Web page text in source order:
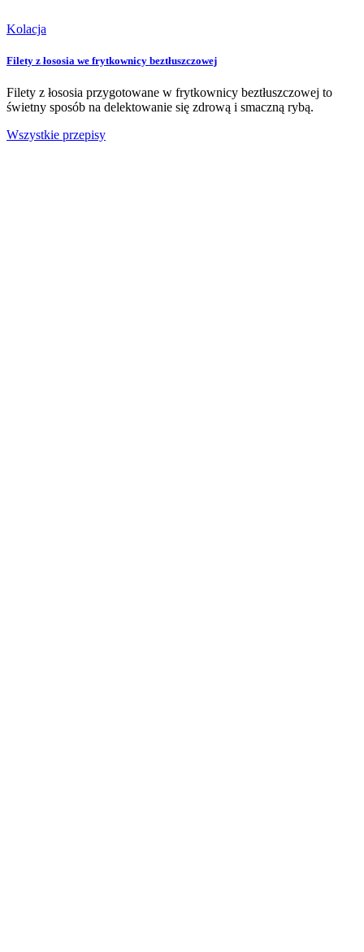
Kolacja
Filety z łososia we frytkownicy beztłuszczowej
Filety z łososia przygotowane w frytkownicy beztłuszczowej to
świetny sposób na delektowanie się zdrową i smaczną rybą.
Wszystkie przepisy